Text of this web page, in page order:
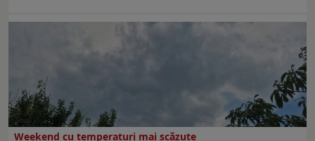
Weekend cu temperaturi mai scăzute